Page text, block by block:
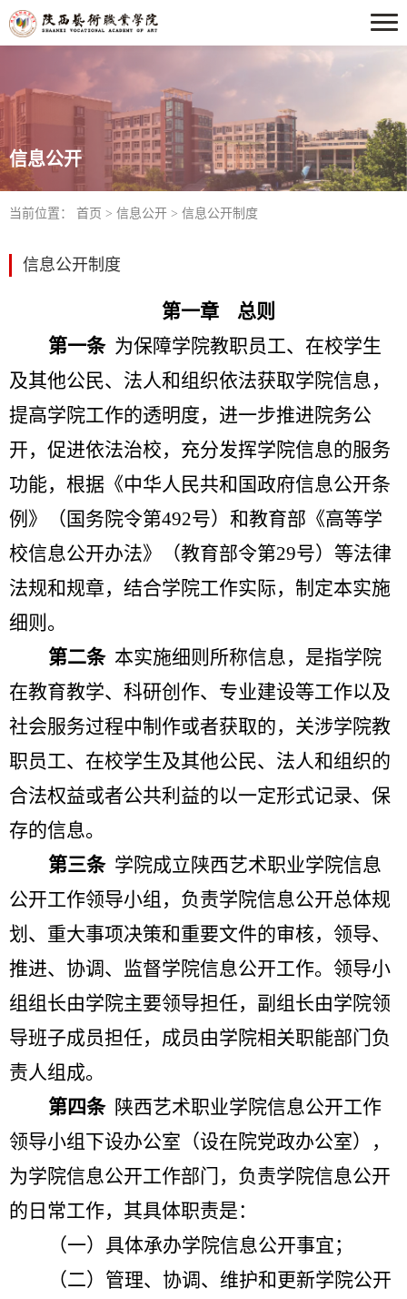
信息公开
当前位置： 首页 > 信息公开 > 信息公开制度
信息公开制度
第一章
总则
第一条 为保障学院教职员工、在校学生
及其他公民、法人和组织依法获取学院信息，
提高学院工作的透明度，进一步推进院务公
开，促进依法治校，充分发挥学院信息的服务
功能，根据《中华人民共和国政府信息公开条
例》（国务院令第492号）和教育部《高等学
校信息公开办法》（教育部令第29号）等法律
法规和规章，结合学院工作实际，制定本实施
细则。
第二条 本实施细则所称信息，是指学院
在教育教学、科研创作、专业建设等工作以及
社会服务过程中制作或者获取的，关涉学院教
职员工、在校学生及其他公民、法人和组织的
合法权益或者公共利益的以一定形式记录、保
存的信息。
第三条 学院成立陕西艺术职业学院信息
公开工作领导小组，负责学院信息公开总体规
划、重大事项决策和重要文件的审核，领导、
推进、协调、监督学院信息公开工作。领导小
组组长由学院主要领导担任，副组长由学院领
导班子成员担任，成员由学院相关职能部门负
责人组成。
第四条 陕西艺术职业学院信息公开工作
领导小组下设办公室（设在院党政办公室），
为学院信息公开工作部门，负责学院信息公开
的日常工作，其具体职责是：
（一）具体承办学院信息公开事宜；
（二）管理、协调、维护和更新学院公开